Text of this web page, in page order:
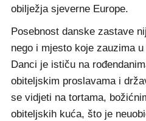
obilježja sjeverne Europe.
Posebnost danske zastave
nego i mjesto koje zauzima
Danci je ističu na
obiteljskim proslavama i
se vidjeti na tortama,
obiteljskih kuća, što je